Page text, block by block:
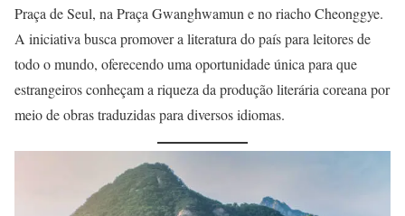
Praça de Seul, na Praça Gwanghwamun e no riacho Cheonggye.
A iniciativa busca promover a literatura do país para leitores de
todo o mundo, oferecendo uma oportunidade única para que
estrangeiros conheçam a riqueza da produção literária coreana por
meio de obras traduzidas para diversos idiomas.